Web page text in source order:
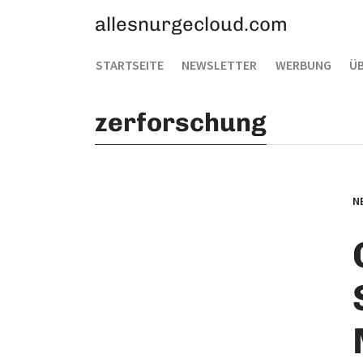
allesnurgecloud.com
STARTSEITE NEWSLETTER WERBUNG
zerforschung